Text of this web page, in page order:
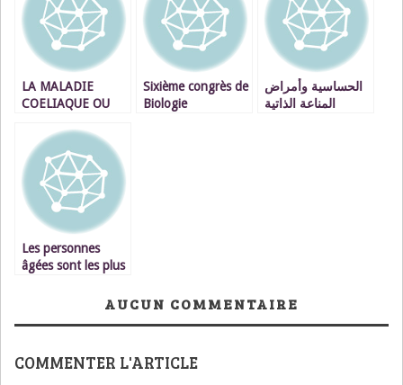
LA MALADIE
COELIAQUE OU
GLUTEN : UNE
MALADIE
FREQUENTE
PARMI LES
POPULATIONS DU
SUD DU MAROC
Sixième congrès de
Biologie
الحساسية وأمراض
المناعة الذاتية
Les personnes
âgées sont les plus
AUCUN COMMENTAIRE
COMMENTER L'ARTICLE